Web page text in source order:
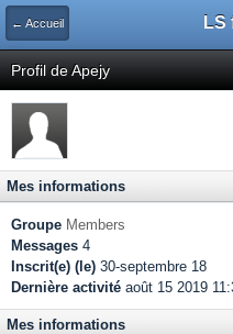
← Accueil LS
Profil de Apejy
Mes informations
Groupe Members
Messages 4
Inscrit(e) (le) 30-septembre 18
Dernière activité août 15 2019
Mes informations